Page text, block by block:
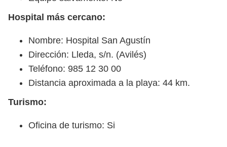
Hospital más cercano:
Nombre: Hospital San Agustín
Dirección: Lleda, s/n. (Avilés)
Teléfono: 985 12 30 00
Distancia aproximada a la playa: 44 km.
Turismo:
Oficina de turismo: Si